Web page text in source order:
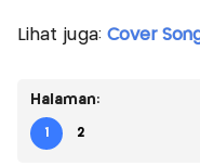
Lihat juga: Cover
Halaman:
1 2